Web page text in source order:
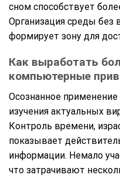
сном способствует
Организация среды без
формирует зону для
Как выработать
компьютерные
Осознанное
изучения актуальных
Контроль времени,
показывает
информации. Немало
что затрачивают